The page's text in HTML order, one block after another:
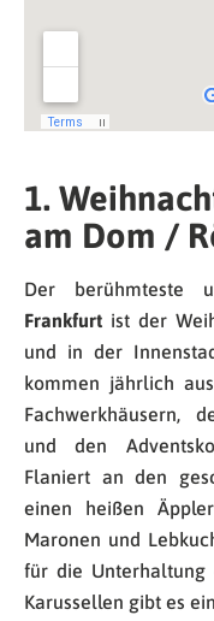
1.
am Dom /
Der berühmteste
Frankfurt ist der
und in der
kommen jährlich
Fachwerkhäusern,
und den
Flaniert an den
einen heißen
Maronen und
für die Unterhaltung
Karussellen gibt es